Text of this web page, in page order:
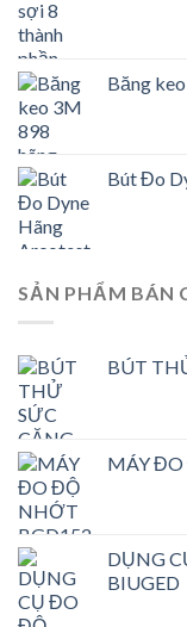
Băng
Bút Đo
SẢN PHẨM BÁN
BÚT
MÁY
DỤNG
BIUGED